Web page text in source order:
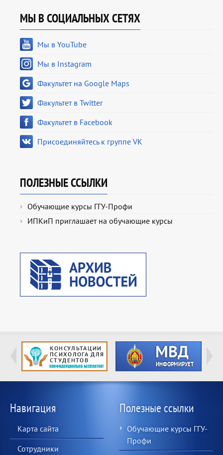
МЫ В СОЦИАЛЬНЫХ СЕТЯХ
Мы в YouTube
Мы в Instagram
Факультет на Google Maps
Факультет в Twitter
Факультет в Facebook
Присоединяйтесь к группе VK
ПОЛЕЗНЫЕ ССЫЛКИ
Обучающие курсы ГГУ-Профи
ИПКиП приглашает на обучающие курсы
Навигация
Карта сайта
Сотрудники
Полезные ссылки
Обучающие курсы ГГУ-
Профи